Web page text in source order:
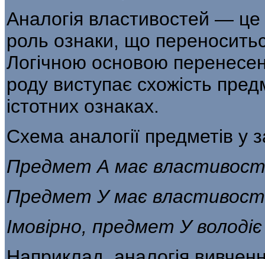
Аналогія властивостей —
роль ознаки, що
Логічною основою
роду виступає схожість
істотних ознаках.
Схема аналогії предметів у
Предмет А має
Предмет У має
Імовірно, предмет У